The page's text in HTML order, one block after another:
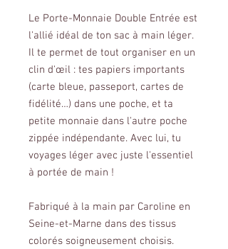
Le Porte-Monnaie Double Entrée est
l'allié idéal de ton sac à main léger.
Il te permet de tout organiser en un
clin d'œil : tes papiers importants
(carte bleue, passeport, cartes de
fidélité…) dans une poche, et ta
petite monnaie dans l'autre poche
zippée indépendante. Avec lui, tu
voyages léger avec juste l'essentiel
à portée de main !
Fabriqué à la main par Caroline en
Seine-et-Marne dans des tissus
colorés soigneusement choisis.